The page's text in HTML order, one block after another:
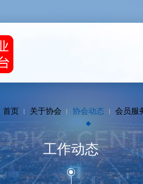
首页 关于协会 协会动态 会员服
&
工作动态